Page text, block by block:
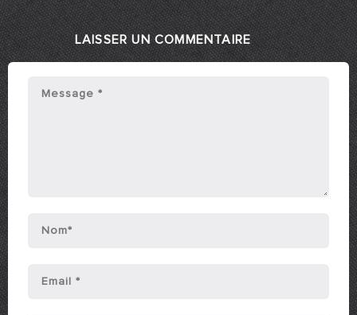
LAISSER UN COMMENTAIRE